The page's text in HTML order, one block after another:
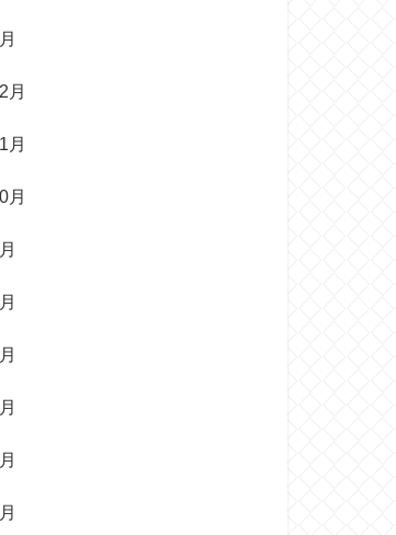
月
月
月